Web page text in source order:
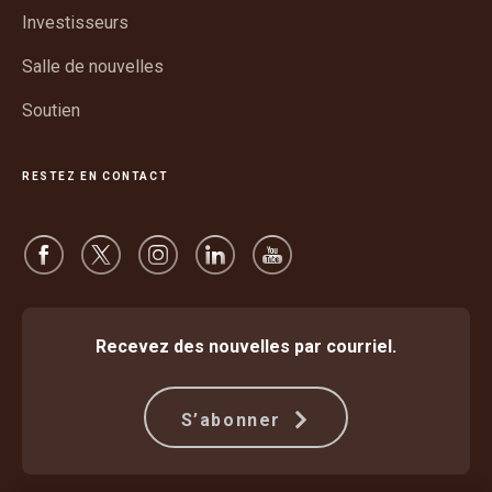
Investisseurs
Salle de nouvelles
Soutien
RESTEZ EN CONTACT
Recevez des nouvelles par courriel.
S’abonner